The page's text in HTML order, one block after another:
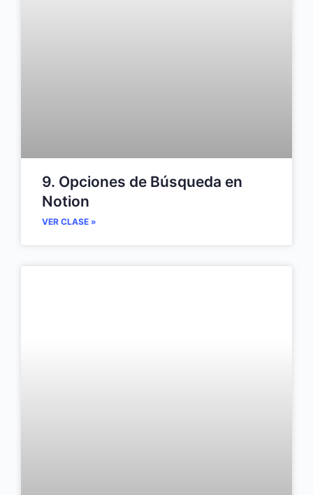
9. Opciones de Búsqueda en
Notion
VER CLASE »